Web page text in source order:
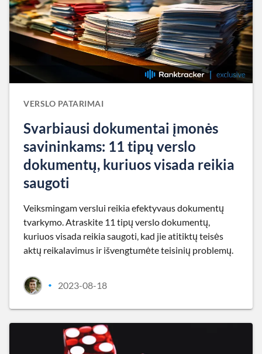
VERSLO PATARIMAI
Svarbiausi dokumentai įmonės
savininkams: 11 tipų verslo
dokumentų, kuriuos visada reikia
saugoti
Veiksmingam verslui reikia efektyvaus dokumentų
tvarkymo. Atraskite 11 tipų verslo dokumentų,
kuriuos visada reikia saugoti, kad jie atitiktų teisės
aktų reikalavimus ir išvengtumėte teisinių problemų.
• 2023-08-18